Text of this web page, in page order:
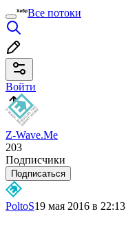
Все потоки
Войти
Z-Wave.Me
203
Подписчики
Подписаться
PoltoS19 мая 2016 в 22:13